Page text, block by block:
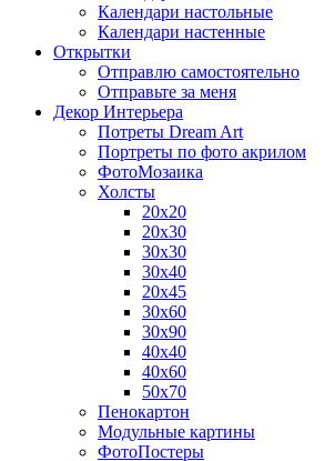
Календари настольные
Календари настенные
Открытки
Отправлю самостоятельно
Отправьте за меня
Декор Интерьера
Потреты Dream Art
Портреты по фото акрилом
ФотоМозаика
Холсты
20х20
20х30
30х30
30х40
20х45
30х60
30х90
40х40
40х60
50х70
Пенокартон
Модульные картины
ФотоПостеры